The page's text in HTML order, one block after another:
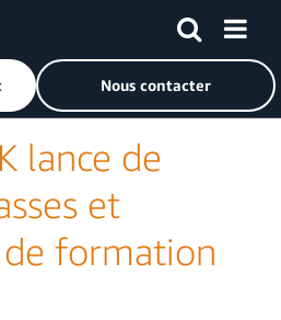
à la page d'accueil d'Amazon Web
Nous contacter
lance de
et
formation